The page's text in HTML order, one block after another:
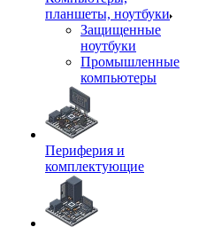
планшеты, ноутбуки
Защищенные
ноутбуки
Промышленные
компьютеры
Периферия и
комплектующие